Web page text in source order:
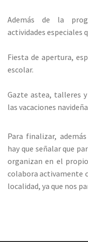
Además de la
actividades especiales
Fiesta de apertura,
escolar.
Gazte astea, talleres
las vacaciones
Para finalizar,
hay que señalar que
organizan en el
colabora activamente
localidad, ya que nos